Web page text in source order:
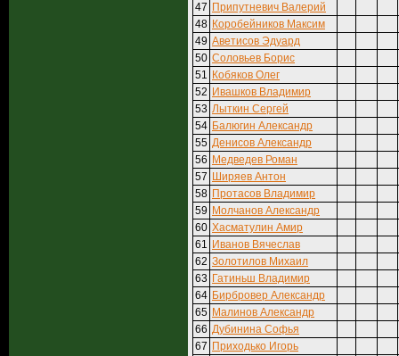
47 Припутневич Валерий
48 Коробейников Максим
49 Аветисов Эдуард
50 Соловьев Борис
51 Кобяков Олег
52 Ивашков Владимир
53 Лыткин Сергей
54 Балюгин Александр
55 Денисов Александр
56 Медведев Роман
57 Ширяев Антон
58 Протасов Владимир
59 Молчанов Александр
60 Хасматулин Амир
61 Иванов Вячеслав
62 Золотилов Михаил
63 Гатиньш Владимир
64 Бирбровер Александр
65 Малинов Александр
66 Дубинина Софья
67 Приходько Игорь